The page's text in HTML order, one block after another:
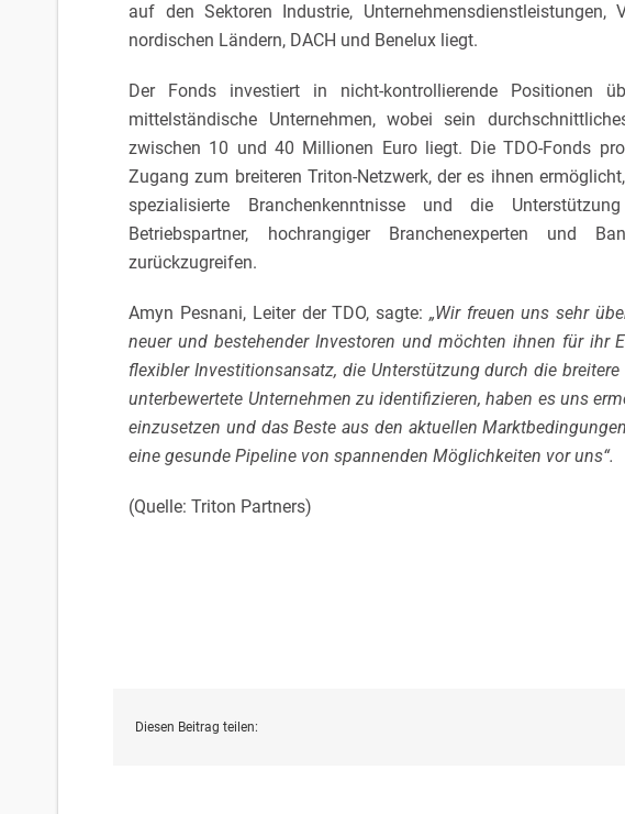
auf den Sektoren Industrie, Unternehmensdienstleistungen,
nordischen Ländern, DACH und Benelux liegt.
Der Fonds investiert in nicht-kontrollierende Positionen
mittelständische Unternehmen, wobei sein
zwischen 10 und 40 Millionen Euro liegt. Die TDO-Fonds
Zugang zum breiteren Triton-Netzwerk, der es ihnen
spezialisierte Branchenkenntnisse und die
Betriebspartner, hochrangiger Branchenexperten und
zurückzugreifen.
Amyn Pesnani, Leiter der TDO, sagte: „Wir freuen uns sehr
neuer und bestehender Investoren und möchten ihnen für ihr
flexibler Investitionsansatz, die Unterstützung durch die
unterbewertete Unternehmen zu identifizieren, haben es uns
einzusetzen und das Beste aus den aktuellen
eine gesunde Pipeline von spannenden Möglichkeiten vor uns“.
(Quelle: Triton Partners)
Diesen Beitrag teilen: